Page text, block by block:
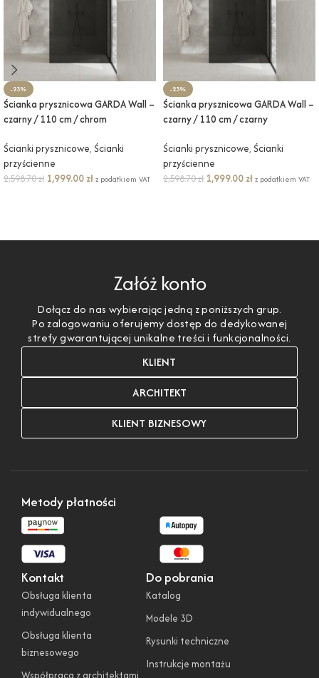
-23%
Ścianka prysznicowa GARDA Wall –
czarny / 110 cm / chrom
Ścianki prysznicowe, Ścianki
przyścienne
2,598.70zł 1,999.00 złz podatkiem VAT
-23%
Ścianka prysznicowa GARDA Wall –
czarny / 110 cm / czarny
Ścianki prysznicowe, Ścianki
przyścienne
2,598.70zł 1,999.00 złz podatkiem VAT
Załóż konto
Dołącz do nas wybierając jedną z poniższych grup.
Po zalogowaniu oferujemy dostęp do dedykowanej
strefy gwarantującej unikalne treści i funkcjonalności.
KLIENT
ARCHITEKT
KLIENT BIZNESOWY
Kontakt
Obsługa klienta
indywidualnego
Obsługa klienta
biznesowego
Współpraca z architektami
Do pobrania
Katalog
Modele 3D
Rysunki techniczne
Instrukcje montażu
Metody płatności